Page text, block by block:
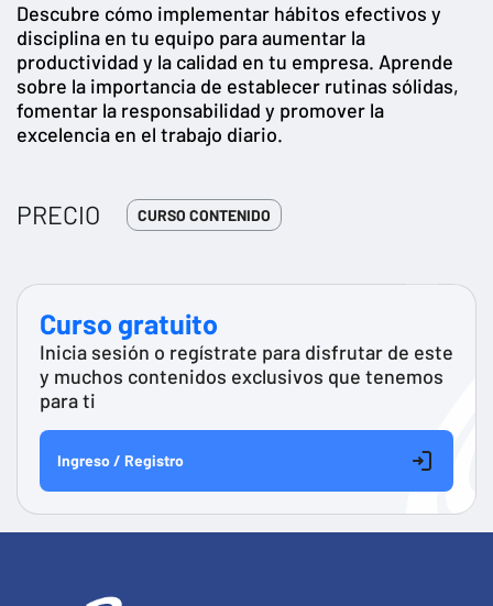
Descubre cómo implementar hábitos efectivos y
disciplina en tu equipo para aumentar la
productividad y la calidad en tu empresa. Aprende
sobre la importancia de establecer rutinas sólidas,
fomentar la responsabilidad y promover la
excelencia en el trabajo diario.
PRECIO CURSO CONTENIDO
Curso gratuito
Inicia sesión o regístrate para disfrutar de este
y muchos contenidos exclusivos que tenemos
para ti
Ingreso / Registro